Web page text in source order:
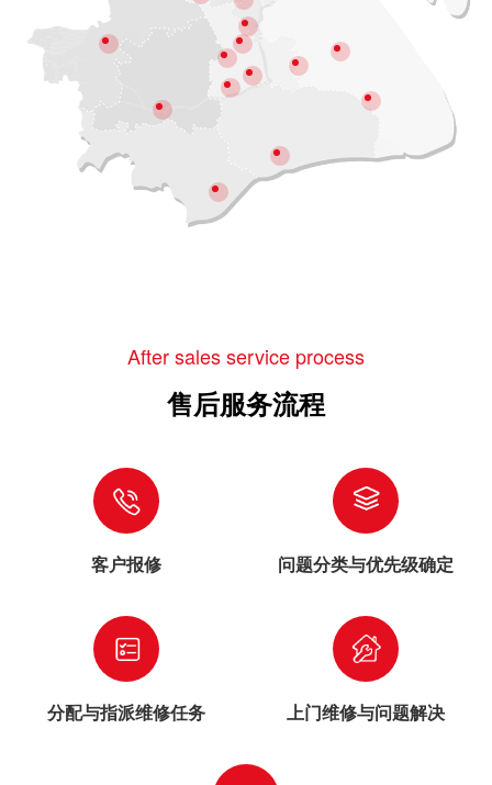
After sales service process
售后服务流程
客户报修 问题分类与优先级确定
分配与指派维修任务 上门维修与问题解决